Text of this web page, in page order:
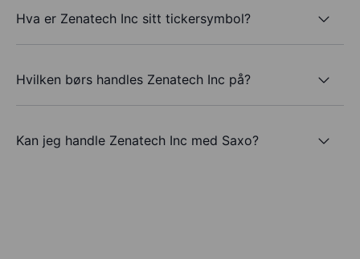
Hva er Zenatech Inc sitt tickersymbol?
Hvilken børs handles Zenatech Inc på?
Kan jeg handle Zenatech Inc med Saxo?